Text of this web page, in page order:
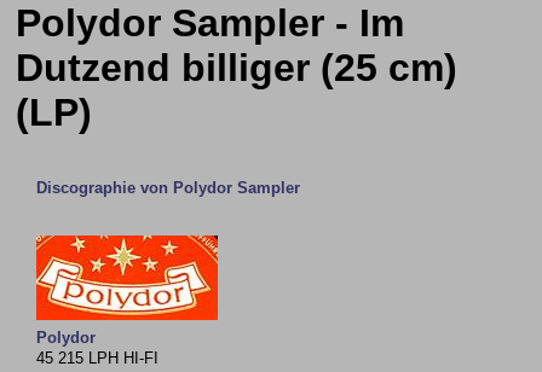
Polydor Sampler - Im
Dutzend billiger (25 cm)
(LP)
Discographie von Polydor Sampler
Polydor
45 215 LPH HI-FI